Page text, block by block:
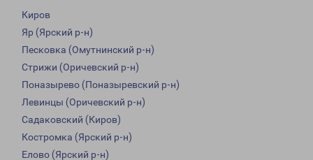
Киров
Яр (Ярский р-н)
Песковка (Омутнинский р-н)
Стрижи (Оричевский р-н)
Поназырево (Поназыревский р-н)
Левинцы (Оричевский р-н)
Садаковский (Киров)
Костромка (Ярский р-н)
Елово (Ярский р-н)